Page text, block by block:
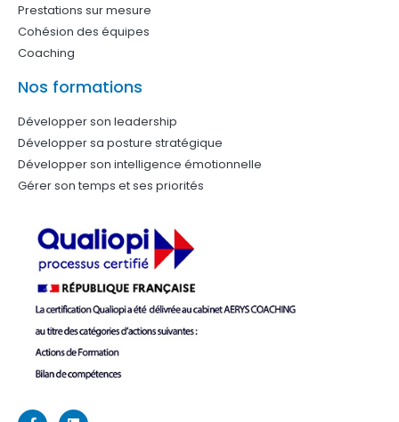
Prestations sur mesure
Cohésion des équipes
Coaching
Nos formations
Développer son leadership
Développer sa posture stratégique
Développer son intelligence émotionnelle
Gérer son temps et ses priorités